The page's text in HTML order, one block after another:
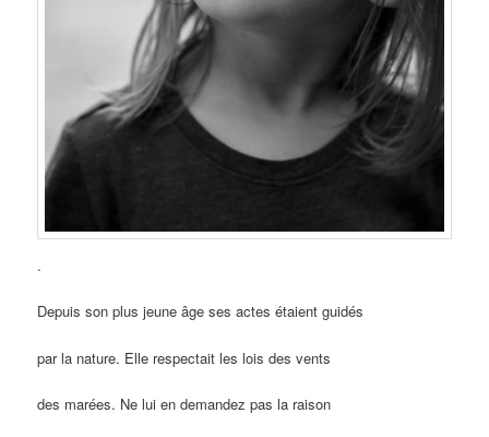
.
Depuis son plus jeune âge ses actes étaient guidés
par la nature. Elle respectait les lois des vents
des marées. Ne lui en demandez pas la raison